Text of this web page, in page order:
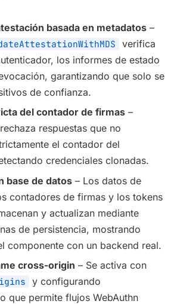
basada en metadatos –
verifica
los informes de estado
garantizando que solo se
de confianza.
del contador de firmas –
rechaza respuestas que no
el contador del
credenciales clonadas.
base de datos – Los datos de
contadores de firmas y los tokens
y actualizan mediante
de persistencia, mostrando
componente con un backend real.
cross-origin – Se activa con
y configurando
que permite flujos WebAuthn